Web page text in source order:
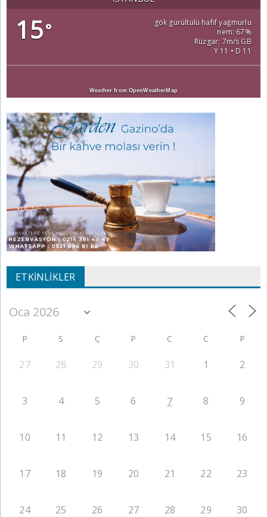
15°
gök gürültülü hafif yağmurlu
nem: 67%
Rüzgar: 7m/s GB
Y 11 • D 11
Weather from OpenWeatherMap
ETKINLIKLER
P S Ç P C C P
27 28 29 30 31 1 2
3 4 5 6 7 8 9
10 11 12 13 14 15 16
17 18 19 20 21 22 23
24 25 26 27 28 29 30